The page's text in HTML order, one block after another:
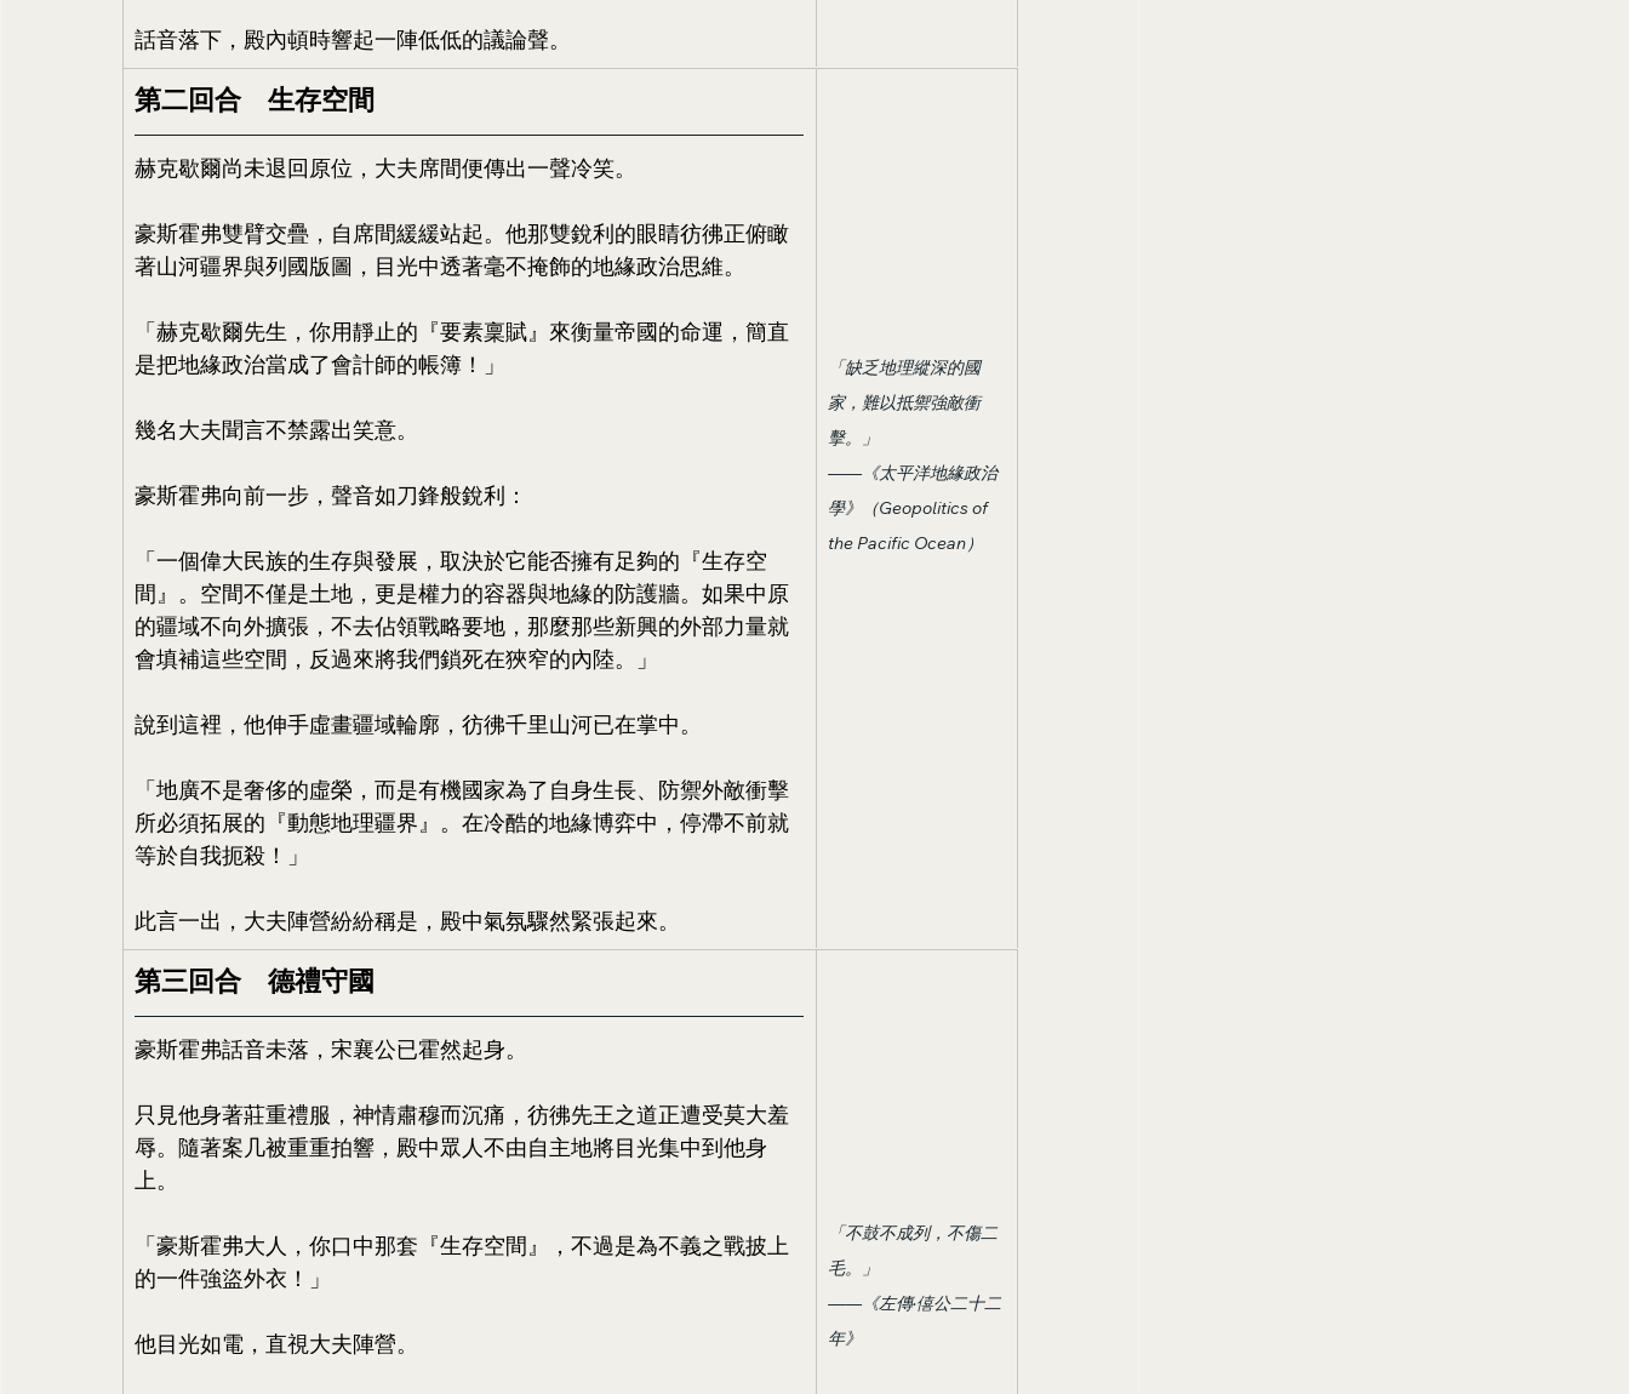
話音落下，殿內頓時響起一陣低低的議論聲。
第二回合　生存空間
赫克歇爾尚未退回原位，大夫席間便傳出一聲冷笑。
豪斯霍弗雙臂交疊，自席間緩緩站起。他那雙銳利的眼睛彷彿正俯瞰
著山河疆界與列國版圖，目光中透著毫不掩飾的地緣政治思維。
「赫克歇爾先生，你用靜止的『要素稟賦』來衡量帝國的命運，簡直
是把地緣政治當成了會計師的帳簿！」
幾名大夫聞言不禁露出笑意。
豪斯霍弗向前一步，聲音如刀鋒般銳利：
「一個偉大民族的生存與發展，取決於它能否擁有足夠的『生存空
間』。空間不僅是土地，更是權力的容器與地緣的防護牆。如果中原
的疆域不向外擴張，不去佔領戰略要地，那麼那些新興的外部力量就
會填補這些空間，反過來將我們鎖死在狹窄的內陸。」
說到這裡，他伸手虛畫疆域輪廓，彷彿千里山河已在掌中。
「地廣不是奢侈的虛榮，而是有機國家為了自身生長、防禦外敵衝擊
所必須拓展的『動態地理疆界』。在冷酷的地緣博弈中，停滯不前就
等於自我扼殺！」
此言一出，大夫陣營紛紛稱是，殿中氣氛驟然緊張起來。
「缺乏地理縱深的國
家，難以抵禦強敵衝
擊。」
——《太平洋地緣政治
學》（Geopolitics of
the Pacific Ocean）
第三回合　德禮守國
豪斯霍弗話音未落，宋襄公已霍然起身。
只見他身著莊重禮服，神情肅穆而沉痛，彷彿先王之道正遭受莫大羞
辱。隨著案几被重重拍響，殿中眾人不由自主地將目光集中到他身
上。
「豪斯霍弗大人，你口中那套『生存空間』，不過是為不義之戰披上
的一件強盜外衣！」
他目光如電，直視大夫陣營。
「不鼓不成列，不傷二
毛。」
——《左傳·僖公二十二
年》